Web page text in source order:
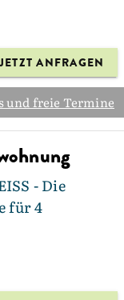
JETZT ANFRAGEN
und freie Termine
- Die
für 4